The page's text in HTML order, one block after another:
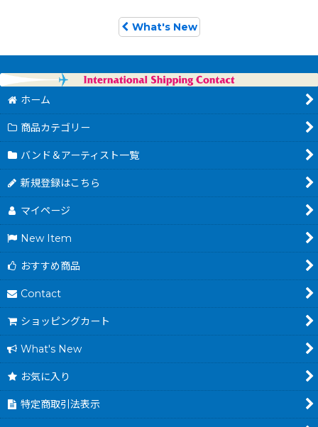
What's New
ホーム
商品カテゴリー
バンド＆アーティスト一覧
新規登録はこちら
マイページ
New Item
おすすめ商品
Contact
ショッピングカート
What's New
お気に入り
特定商取引法表示